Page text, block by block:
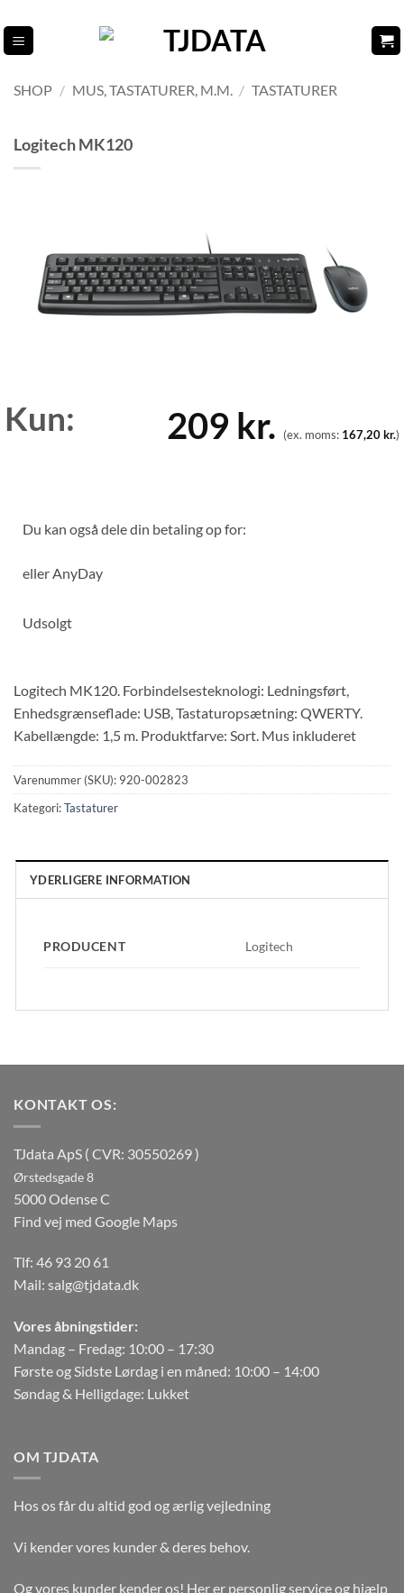
til
indhold
SHOP / MUS, TASTATURER, M.M. / TASTATURER
Logitech MK120
Kun: 209 kr. (ex. moms: 167,20kr.)
Du kan også dele din betaling op for:
eller AnyDay
Udsolgt
Logitech MK120. Forbindelsesteknologi: Ledningsført,
Enhedsgrænseflade: USB, Tastaturopsætning: QWERTY.
Kabellængde: 1,5 m. Produktfarve: Sort. Mus inkluderet
Varenummer (SKU): 920-002823
Kategori:Tastaturer
YDERLIGERE INFORMATION
PRODUCENT Logitech
KONTAKT OS:
TJdata ApS ( CVR: 30550269 )
Ørstedsgade 8
5000 Odense C
Find vej med Google Maps
Tlf: 46 93 20 61
Mail: salg@tjdata.dk
Vores åbningstider:
Mandag – Fredag: 10:00 – 17:30
Første og Sidste Lørdag i en måned: 10:00 – 14:00
Søndag & Helligdage: Lukket
OM TJDATA
Hos os får du altid god og ærlig vejledning
Vi kender vores kunder & deres behov.
Og vores kunder kender os! Her er personlig service og hjælp